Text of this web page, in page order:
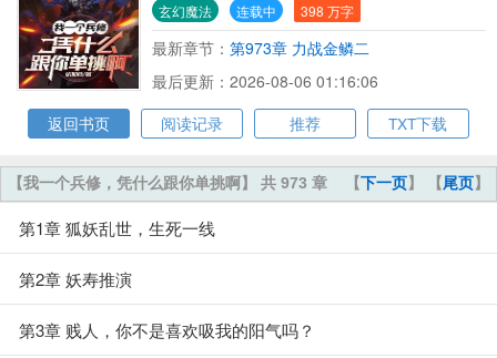
玄幻魔法 连载中 398 万字
最新章节： 第973章 力战金鳞二
最后更新：2026-08-06 01:16:06
返回书页
阅读记录 推荐 TXT下载
【下一页】 【尾页】
【我一个兵修，凭什么跟你单挑啊】 共 973 章
第1章 狐妖乱世，生死一线
第2章 妖寿推演
第3章 贱人，你不是喜欢吸我的阳气吗？